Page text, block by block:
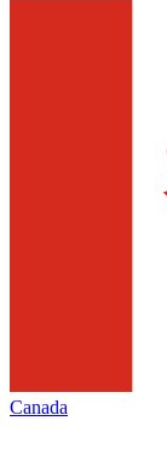
Canada